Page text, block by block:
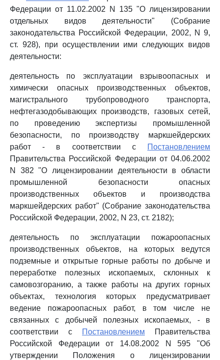
Федерации от 11.02.2002 N 135 "О лицензировании
отдельных видов деятельности" (Собрание
законодательства Российской Федерации, 2002, N 9,
ст. 928), при осуществлении ими следующих видов
деятельности:
деятельность по эксплуатации взрывоопасных и
химически опасных производственных объектов,
магистрального трубопроводного транспорта,
нефтегазодобывающих производств, газовых сетей,
по проведению экспертизы промышленной
безопасности, по производству маркшейдерских
работ - в соответствии с
Постановлением
Правительства Российской Федерации от 04.06.2002
N 382 "О лицензировании деятельности в области
промышленной безопасности опасных
производственных объектов и производства
маркшейдерских работ" (Собрание законодательства
Российской Федерации, 2002, N 23, ст. 2182);
деятельность по эксплуатации пожароопасных
производственных объектов, на которых ведутся
подземные и открытые горные работы по добыче и
переработке полезных ископаемых, склонных к
самовозгоранию, а также работы на других горных
объектах, технология которых предусматривает
ведение пожароопасных работ, в том числе не
связанных с добычей полезных ископаемых, - в
соответствии с
Постановлением Правительства
Российской Федерации от 14.08.2002 N 595 "Об
утверждении Положения о лицензировании